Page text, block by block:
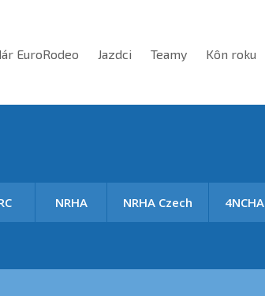
EuroRodeo Jazdci Teamy Kôn roku
NRHA NRHA Czech 4NCHA